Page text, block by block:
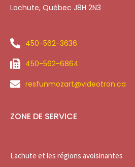
Lachute, Québec J8H 2N3
450-562-3636
450-562-6864
resfunmozart@videotron.ca
ZONE DE SERVICE
Lachute et les régions avoisinantes